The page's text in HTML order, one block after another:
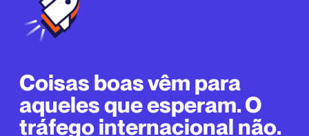
Coisas boas vêm para
aqueles que esperam. O
tráfego internacional não.